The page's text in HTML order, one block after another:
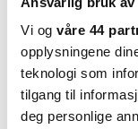
Vi og våre 44
opplysningene
teknologi som
tilgang til
deg personlige